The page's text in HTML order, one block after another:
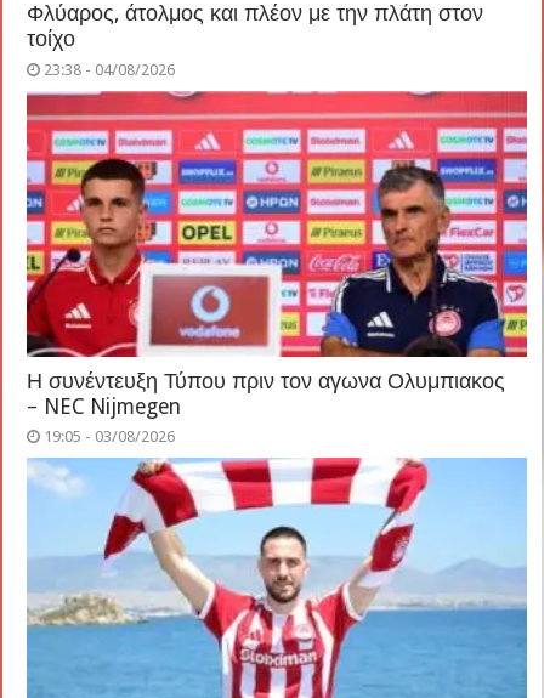
Φλύαρος, άτολμος και πλέον με την πλάτη στον
τοίχο
23:38 - 04/08/2026
Η συνέντευξη Τύπου πριν τον αγωνα Ολυμπιακος
– NEC Nijmegen
19:05 - 03/08/2026